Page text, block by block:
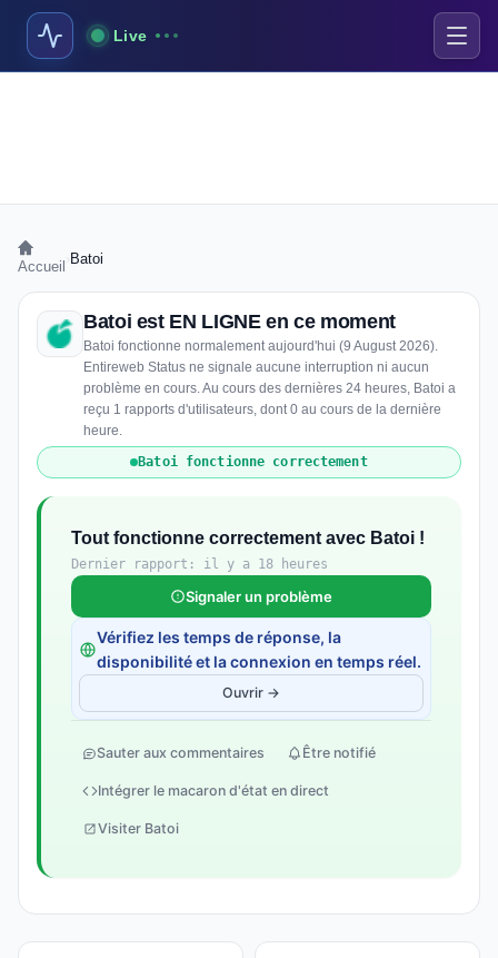
Live
Accueil Batoi
Batoi est EN LIGNE en ce moment
Batoi fonctionne normalement aujourd'hui (9 August 2026).
Entireweb Status ne signale aucune interruption ni aucun
problème en cours. Au cours des dernières 24 heures, Batoi a
reçu 1 rapports d'utilisateurs, dont 0 au cours de la dernière
heure.
Batoi fonctionne correctement
Tout fonctionne correctement avec Batoi !
Dernier rapport: il y a 18 heures
Signaler un problème
Vérifiez les temps de réponse, la
disponibilité et la connexion en temps réel.
Ouvrir →
Sauter aux commentaires Être notifié
Intégrer le macaron d'état en direct
Visiter Batoi